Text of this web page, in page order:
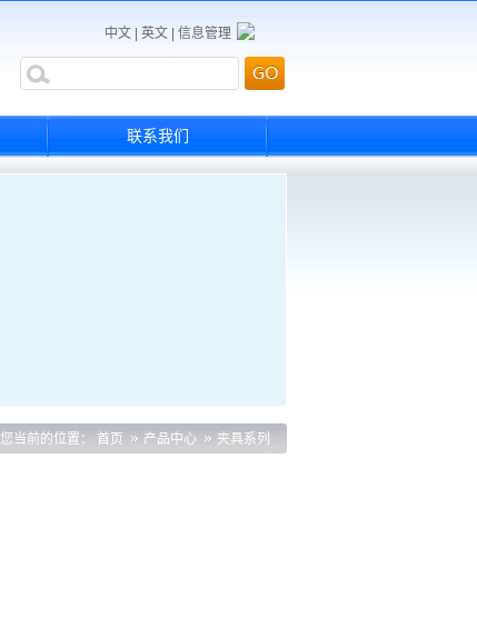
中文 英文 信息管理
联系我们
您当前的位置： 首页 产品中心 夹具系列